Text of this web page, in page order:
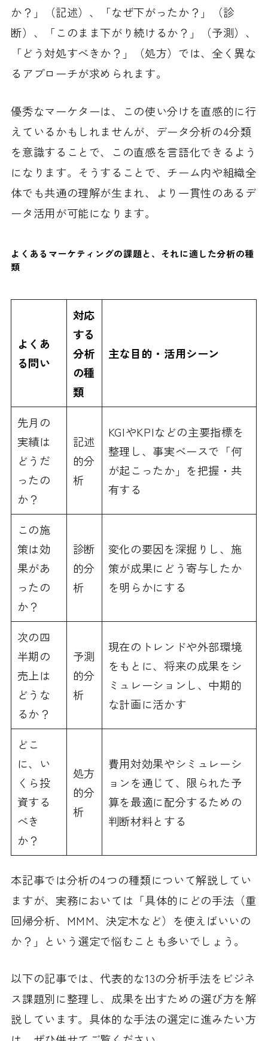
か？」（記述）、「なぜ下がったか？」（診
断）、「このまま下がり続けるか？」（予測）、
「どう対処すべきか？」（処方）では、全く異な
るアプローチが求められます。
優秀なマーケターは、この使い分けを直感的に行
えているかもしれませんが、データ分析の4分類
を意識することで、この直感を言語化できるよう
になります。そうすることで、チーム内や組織全
体でも共通の理解が生まれ、より一貫性のあるデ
ータ活用が可能になります。
よくあるマーケティングの課題と、それに適した分析の種
類
よくあ
る問い
対応
する
分析
の種
類
主な目的・活用シーン
先月の
実績は
どうだ
ったの
か？
記述
的分
析
KGIやKPIなどの主要指標を
整理し、事実ベースで「何
が起こったか」を把握・共
有する
この施
策は効
果があ
ったの
か？
診断
的分
析
変化の要因を深掘りし、施
策が成果にどう寄与したか
を明らかにする
次の四
半期の
売上は
どうな
るか？
予測
的分
析
現在のトレンドや外部環境
をもとに、将来の成果をシ
ミュレーションし、中期的
な計画に活かす
どこ
に、い
くら投
資する
べき
か？
処方
的分
析
費用対効果やシミュレーシ
ョンを通じて、限られた予
算を最適に配分するための
判断材料とする
本記事では分析の4つの種類について解説してい
ますが、実務においては「具体的にどの手法（重
回帰分析、MMM、決定木など）を使えばいいの
か？」という選定で悩むことも多いでしょう。
以下の記事では、代表的な13の分析手法をビジネ
ス課題別に整理し、成果を出すための選び方を解
説しています。具体的な手法の選定に進みたい方